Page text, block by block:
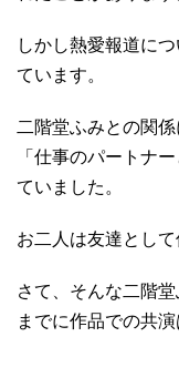
しかし熱愛報道に
ています。
二階堂ふみとの関係
「仕事のパートナ
ていました。
お二人は友達とし
さて、そんな二階
までに作品での共